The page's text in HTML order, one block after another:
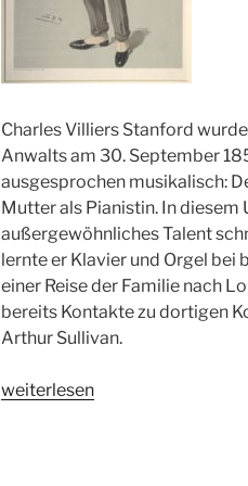
Charles Villiers Stanford
Anwalts am 30. September
ausgesprochen musikalisch:
Mutter als Pianistin. In
außergewöhnliches Talent
lernte er Klavier und Orgel bei
einer Reise der Familie nach
bereits Kontakte zu dortigen
Arthur Sullivan.
„Charles
weiterlesen